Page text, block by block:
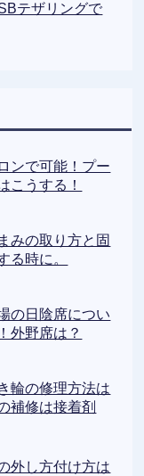
テザリングで
ンで可能！プー
こうする！
みの取り方と固
る時に。
の日陰席につい
外野席は？
輪の修理方法は
補修は接着剤
外し方付け方は